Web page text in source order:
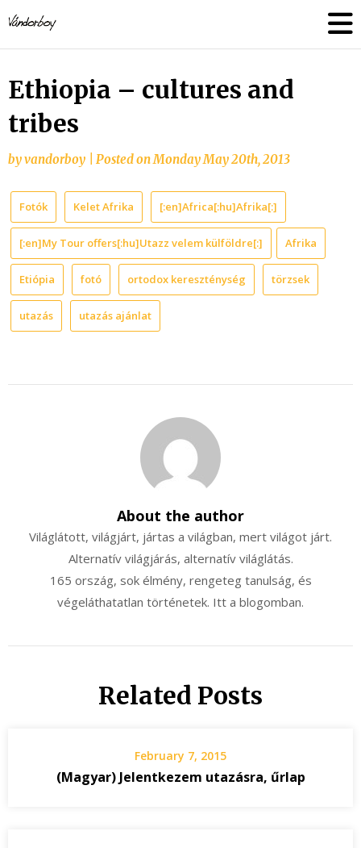
to
content
Ethiopia – cultures and
tribes
byvandorboy Posted onMonday May 20th, 2013
Fotók Kelet Afrika [:en]Africa[:hu]Afrika[:]
[:en]My Tour offers[:hu]Utazz velem külföldre[:] Afrika
Etiópia fotó ortodox kereszténység törzsek
utazás utazás ajánlat
About the author
Világlátott, világjárt, jártas a világban, mert világot járt.
Alternatív világjárás, alternatív világlátás.
165 ország, sok élmény, rengeteg tanulság, és
végeláthatatlan történetek. Itt a blogomban.
Related Posts
February 7, 2015
(Magyar) Jelentkezem utazásra, űrlap